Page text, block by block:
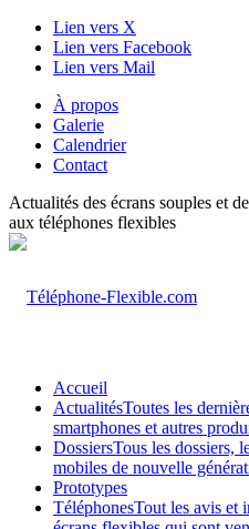
Lien vers X
Lien vers Facebook
Lien vers Mail
À propos
Galerie
Calendrier
Contact
Actualités des écrans souples et
aux téléphones flexibles
Accueil
ActualitésToutes les
smartphones et autres
DossiersTous les dossiers,
mobiles de nouvelle
Prototypes
TéléphonesTout les avis et